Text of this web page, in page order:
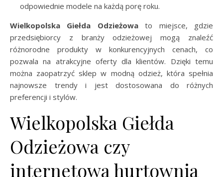
odpowiednie modele na każdą porę roku.
Wielkopolska Giełda Odzieżowato miejsce, gdzie
przedsiębiorcy z branży odzieżowej mogą znaleźć
różnorodne produkty w konkurencyjnych cenach, co
pozwala na atrakcyjne oferty dla klientów. Dzięki temu
można zaopatrzyć sklep w modną odzież, która spełnia
najnowsze trendy i jest dostosowana do różnych
preferencji i stylów.
Wielkopolska Giełda
Odzieżowa czy
internetowa hurtownia